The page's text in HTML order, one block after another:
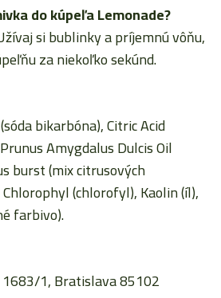
do kúpeľa Lemonade?
si bublinky a príjemnú vôňu,
za niekoľko sekúnd.
bikarbóna), Citric Acid
Amygdalus Dulcis Oil
burst (mix citrusových
(chlorofyl), Kaolin (íl),
farbivo).
1, Bratislava 85102